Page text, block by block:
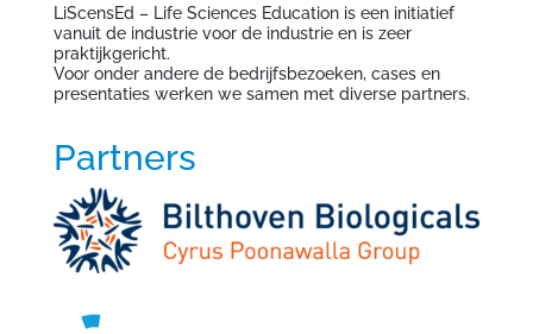
LiScensEd – Life Sciences Education is een initiatief
vanuit de industrie voor de industrie en is zeer
praktijkgericht.
Voor onder andere de bedrijfsbezoeken, cases en
presentaties werken we samen met diverse partners.
Partners